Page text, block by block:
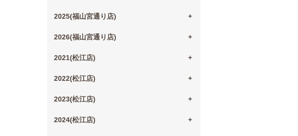
2025(福山宮通り店)
2026(福山宮通り店)
2021(松江店)
2022(松江店)
2023(松江店)
2024(松江店)